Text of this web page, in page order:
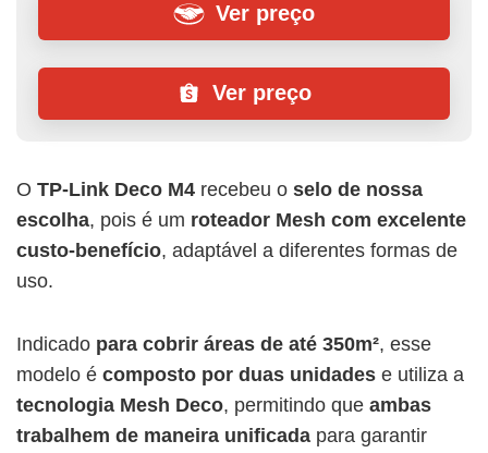
Ver preço
Ver preço
O TP-Link Deco M4 recebeu o selo de nossa
escolha, pois é um roteador Mesh com excelente
custo-benefício, adaptável a diferentes formas de
uso.
Indicado para cobrir áreas de até 350m², esse
modelo é composto por duas unidades e utiliza a
tecnologia Mesh Deco, permitindo que ambas
trabalhem de maneira unificada para garantir